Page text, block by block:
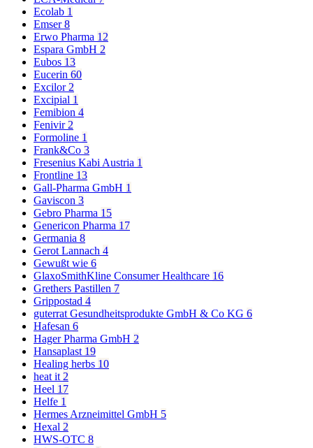
Ecolab 1
Emser8
Erwo Pharma 12
Espara GmbH 2
Eubos 13
Eucerin 60
Excilor 2
Excipial 1
Femibion 4
Fenivir 2
Formoline 1
Frank&Co 3
Fresenius Kabi Austria 1
Frontline 13
Gall-Pharma GmbH 1
Gaviscon 3
Gebro Pharma 15
Genericon Pharma 17
Germania 8
Gerot Lannach 4
Gewußt wie 6
GlaxoSmithKline Consumer Healthcare 16
Grethers Pastillen 7
Grippostad 4
guterrat Gesundheitsprodukte GmbH & Co KG 6
Hafesan 6
Hager Pharma GmbH 2
Hansaplast 19
Healing herbs 10
heat it 2
Heel 17
Helfe 1
Hermes Arzneimittel GmbH 5
Hexal 2
HWS-OTC 8